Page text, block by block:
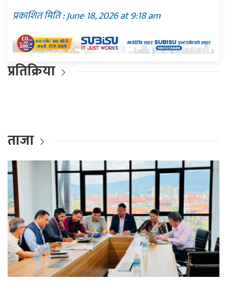
प्रकाशित मिति : June 18, 2026 at 9:18 am
प्रतिक्रिया
ताजा